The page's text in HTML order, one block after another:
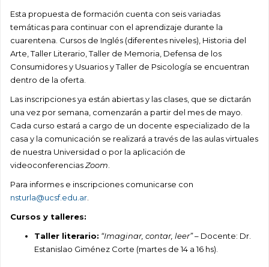
Esta propuesta de formación cuenta con seis variadas
temáticas para continuar con el aprendizaje durante la
cuarentena. Cursos de Inglés (diferentes niveles), Historia del
Arte, Taller Literario, Taller de Memoria, Defensa de los
Consumidores y Usuarios y Taller de Psicología se encuentran
dentro de la oferta.
Las inscripciones ya están abiertas y las clases, que se dictarán
una vez por semana, comenzarán a partir del mes de mayo.
Cada curso estará a cargo de un docente especializado de la
casa y la comunicación se realizará a través de las aulas virtuales
de nuestra Universidad o por la aplicación de
videoconferenciasZoom
Para informes e inscripciones comunicarse con
nsturla@ucsf.edu.ar
Cursos y talleres:
Taller literario: “Imaginar, contar, leer”– Docente: Dr.
Estanislao Giménez Corte (martes de 14 a 16 hs).